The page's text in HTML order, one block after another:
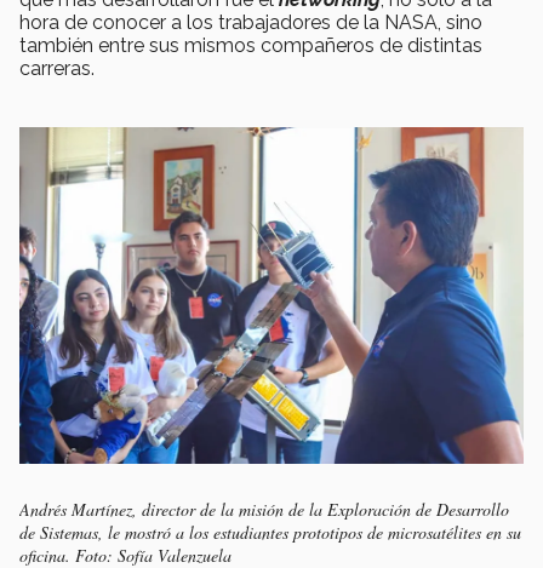
hora de conocer a los trabajadores de la NASA, sino
también entre sus mismos compañeros de distintas
carreras.
Andrés Martínez, director de la misión de la Exploración de Desarrollo
de Sistemas, le mostró a los estudiantes prototipos de microsatélites en su
oficina. Foto: Sofía Valenzuela